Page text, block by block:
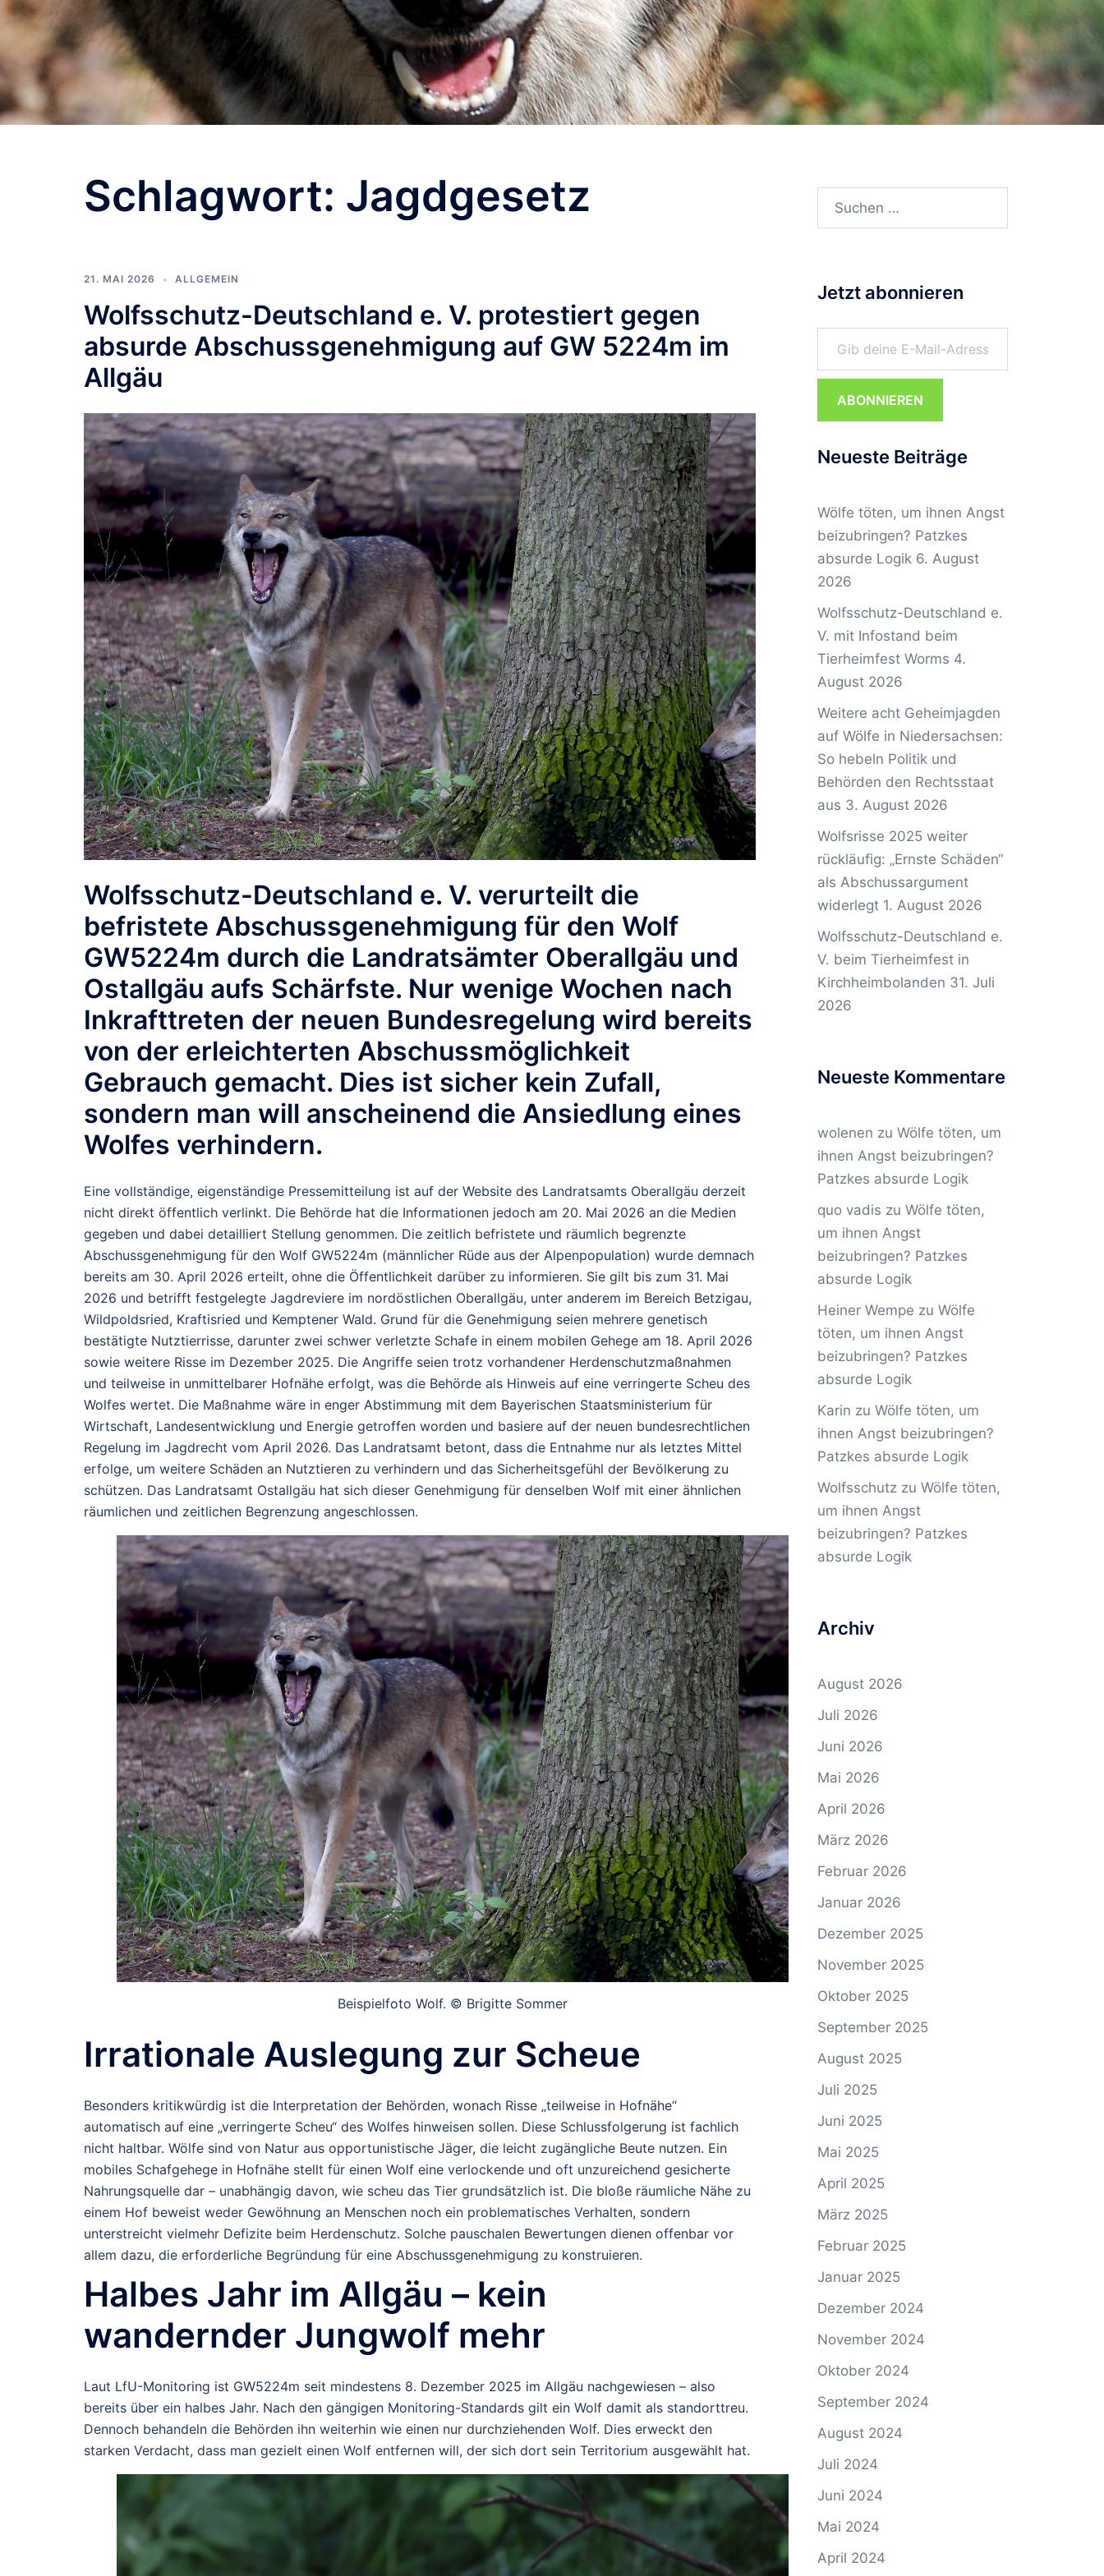
Schlagwort: Jagdgesetz
21. MAI 2026 ALLGEMEIN
Wolfsschutz-Deutschland e. V. protestiert gegen
absurde Abschussgenehmigung auf GW 5224m im
Allgäu
Wolfsschutz-Deutschland e. V. verurteilt die
befristete Abschussgenehmigung für den Wolf
GW5224m durch die Landratsämter Oberallgäu und
Ostallgäu aufs Schärfste. Nur wenige Wochen nach
Inkrafttreten der neuen Bundesregelung wird bereits
von der erleichterten Abschussmöglichkeit
Gebrauch gemacht. Dies ist sicher kein Zufall,
sondern man will anscheinend die Ansiedlung eines
Wolfes verhindern.
Eine vollständige, eigenständige Pressemitteilung ist auf der Website des Landratsamts Oberallgäu derzeit
nicht direkt öffentlich verlinkt. Die Behörde hat die Informationen jedoch am 20. Mai 2026 an die Medien
gegeben und dabei detailliert Stellung genommen. Die zeitlich befristete und räumlich begrenzte
Abschussgenehmigung für den Wolf GW5224m (männlicher Rüde aus der Alpenpopulation) wurde demnach
bereits am 30. April 2026 erteilt, ohne die Öffentlichkeit darüber zu informieren. Sie gilt bis zum 31. Mai
2026 und betrifft festgelegte Jagdreviere im nordöstlichen Oberallgäu, unter anderem im Bereich Betzigau,
Wildpoldsried, Kraftisried und Kemptener Wald. Grund für die Genehmigung seien mehrere genetisch
bestätigte Nutztierrisse, darunter zwei schwer verletzte Schafe in einem mobilen Gehege am 18. April 2026
sowie weitere Risse im Dezember 2025. Die Angriffe seien trotz vorhandener Herdenschutzmaßnahmen
und teilweise in unmittelbarer Hofnähe erfolgt, was die Behörde als Hinweis auf eine verringerte Scheu des
Wolfes wertet. Die Maßnahme wäre in enger Abstimmung mit dem Bayerischen Staatsministerium für
Wirtschaft, Landesentwicklung und Energie getroffen worden und basiere auf der neuen bundesrechtlichen
Regelung im Jagdrecht vom April 2026. Das Landratsamt betont, dass die Entnahme nur als letztes Mittel
erfolge, um weitere Schäden an Nutztieren zu verhindern und das Sicherheitsgefühl der Bevölkerung zu
schützen. Das Landratsamt Ostallgäu hat sich dieser Genehmigung für denselben Wolf mit einer ähnlichen
räumlichen und zeitlichen Begrenzung angeschlossen.
Beispielfoto Wolf. © Brigitte Sommer
Irrationale Auslegung zur Scheue
Besonders kritikwürdig ist die Interpretation der Behörden, wonach Risse „teilweise in Hofnähe“
automatisch auf eine „verringerte Scheu“ des Wolfes hinweisen sollen. Diese Schlussfolgerung ist fachlich
nicht haltbar. Wölfe sind von Natur aus opportunistische Jäger, die leicht zugängliche Beute nutzen. Ein
mobiles Schafgehege in Hofnähe stellt für einen Wolf eine verlockende und oft unzureichend gesicherte
Nahrungsquelle dar – unabhängig davon, wie scheu das Tier grundsätzlich ist. Die bloße räumliche Nähe zu
einem Hof beweist weder Gewöhnung an Menschen noch ein problematisches Verhalten, sondern
unterstreicht vielmehr Defizite beim Herdenschutz. Solche pauschalen Bewertungen dienen offenbar vor
allem dazu, die erforderliche Begründung für eine Abschussgenehmigung zu konstruieren.
Halbes Jahr im Allgäu – kein
wandernder Jungwolf mehr
Laut LfU-Monitoring ist GW5224m seit mindestens 8. Dezember 2025 im Allgäu nachgewiesen – also
bereits über ein halbes Jahr. Nach den gängigen Monitoring-Standards gilt ein Wolf damit als standorttreu.
Dennoch behandeln die Behörden ihn weiterhin wie einen nur durchziehenden Wolf. Dies erweckt den
starken Verdacht, dass man gezielt einen Wolf entfernen will, der sich dort sein Territorium ausgewählt hat.
Suchen
Jetzt abonnieren
Gib deine E-Mail-Adresse ein ...
ABONNIEREN
Neueste Beiträge
Wölfe töten, um ihnen Angst
beizubringen? Patzkes
absurde Logik 6. August
2026
Wolfsschutz-Deutschland e.
V. mit Infostand beim
Tierheimfest Worms 4.
August 2026
Weitere acht Geheimjagden
auf Wölfe in Niedersachsen:
So hebeln Politik und
Behörden den Rechtsstaat
aus 3. August 2026
Wolfsrisse 2025 weiter
rückläufig: „Ernste Schäden“
als Abschussargument
widerlegt 1. August 2026
Wolfsschutz-Deutschland e.
V. beim Tierheimfest in
Kirchheimbolanden 31. Juli
2026
Neueste Kommentare
wolenen zu Wölfe töten, um
ihnen Angst beizubringen?
Patzkes absurde Logik
quo vadis zu Wölfe töten,
um ihnen Angst
beizubringen? Patzkes
absurde Logik
Heiner Wempe zu Wölfe
töten, um ihnen Angst
beizubringen? Patzkes
absurde Logik
Karin zu Wölfe töten, um
ihnen Angst beizubringen?
Patzkes absurde Logik
Wolfsschutzzu Wölfe töten,
um ihnen Angst
beizubringen? Patzkes
absurde Logik
Archiv
August 2026
Juli 2026
Juni 2026
Mai 2026
April 2026
März 2026
Februar 2026
Januar 2026
Dezember 2025
November 2025
Oktober 2025
September 2025
August 2025
Juli 2025
Juni 2025
Mai 2025
April 2025
März 2025
Februar 2025
Januar 2025
Dezember 2024
November 2024
Oktober 2024
September 2024
August 2024
Juli 2024
Juni 2024
Mai 2024
April 2024